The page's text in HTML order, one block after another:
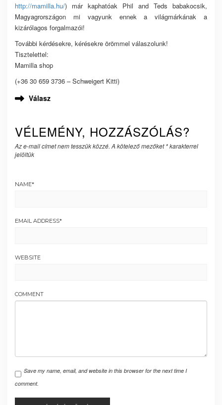
http://mamilla.hu/) már kaphatóak Phil and Teds babakocsik,
Magyagrországon mi vagyunk ennek a világmárkának a
kizárólagos forgalmazói!
További kérdésekre, kérésekre örömmel válaszolunk!
Tisztelettel:
Mamilla shop
(+36 30 659 3736 – Schweigert Kitti)
Válasz
VÉLEMÉNY, HOZZÁSZÓLÁS?
Az e-mail címet nem tesszük közzé. A kötelező mezőket*karakterrel
jelöltük
NAME*
EMAIL ADDRESS*
WEBSITE
COMMENT
Save my name, email, and website in this browser for the next time I
comment.